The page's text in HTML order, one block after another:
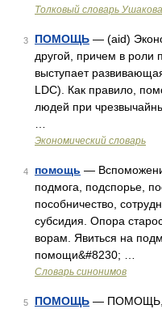
Толковый словарь Ушакова
3 ПОМОЩЬ — (aid)
другой, причем в
выступает
LDC). Как правило,
людей при
Экономический словарь
4 помощь —
подмога, подспорье,
пособничество,
субсидия. Опора
ворам. Явиться на
помощи&#8230; …
Словарь синонимов
5 ПОМОЩЬ — ПОМОЩЬ,